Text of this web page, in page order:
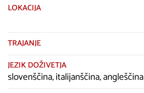
LOKACIJA
TRAJANJE
JEZIK DOŽIVETJA
slovenščina, italijanščina, angleščina